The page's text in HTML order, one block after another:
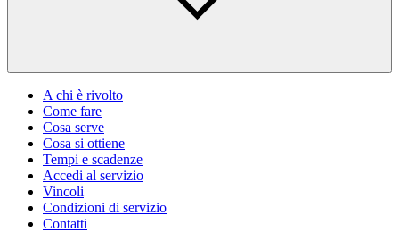
A chi è rivolto
Come fare
Cosa serve
Cosa si ottiene
Tempi e scadenze
Accedi al servizio
Vincoli
Condizioni di servizio
Contatti